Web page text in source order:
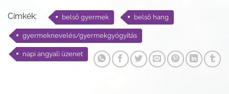
Címkék: belső gyermek belső hang
gyermeknevelés/gyermekgyógyítás
napi angyali üzenet